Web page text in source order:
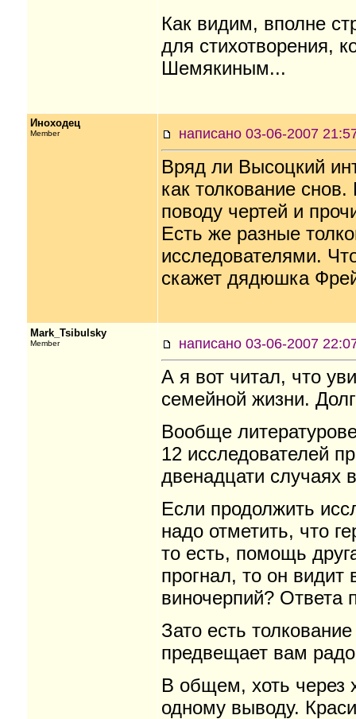
Как видим, вполне
для стихотворения,
Шемякиным...
Иноходец
Member написано 03-06-2007
Вряд ли Высоцкий
как толкование
поводу чертей и
Есть же разные
исследователями.
скажет дядюшка
Mark_Tsibulsky
Member написано 03-06-2007
А я вот читал, что
семейной жизни.
Вообще
12 исследователей
двенадцати случаях
Если продолжить
надо отметить, что
то есть, помощь
прогнал, то он видит
виночерпий? Ответа
Зато есть
предвещает вам
В общем, хоть через
одному выводу.